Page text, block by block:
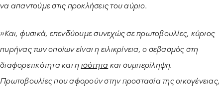
να απαντούμε στις προκλήσεις του αύριο.
»Και, φυσικά, επενδύουμε συνεχώς σε πρωτοβουλίες, κύριος
πυρήνας των οποίων είναι η ειλικρίνεια, ο σεβασμός στη
διαφορετικότητα και η ισότητα και συμπερίληψη.
Πρωτοβουλίες που αφορούν στην προστασία της οικογένειας,